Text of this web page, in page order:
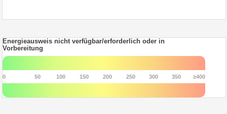
Energieausweis nicht verfügbar/erforderlich oder in
Vorbereitung
0 50 100 150 200 250 300 350 ≥400